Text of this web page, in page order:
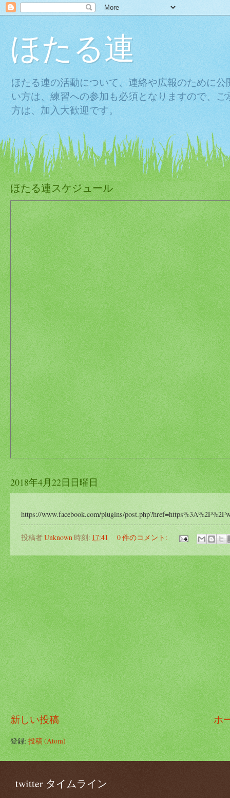
ほたる連
ほたる連の活動について、連絡や広報のために
い方は、練習への参加も必須となりますので、
方は、加入大歓迎です。
ほたる連スケジュール
2018年4月22日日曜日
https://www.facebook.com/plugins/
投稿者Unknown時刻: 17:41 0 件のコメント:
新しい投稿 ホ
登録:投稿 (Atom)
twitter タイムライン